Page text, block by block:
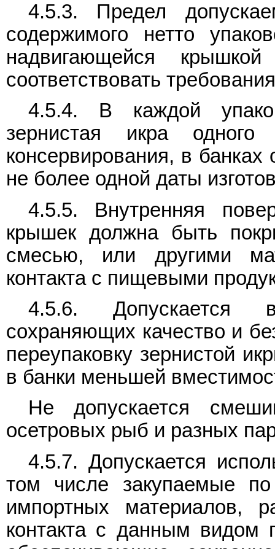
4.5.3. Предел
содержимого нетто
надвигающейся
соответствовать
4.5.4. В каждой
зернистая икра
консервирования, в
не более одной даты
4.5.5. Внутренняя
крышек должна быть
смесью, или другими
контакта с пищевыми
4.5.6. Допускается
сохраняющих качество и
переупаковку зернистой
в банки меньшей
Не допускается
осетровых рыб и разных
4.5.7. Допускается
том числе закупаемые
импортных материалов,
контакта с данным видом